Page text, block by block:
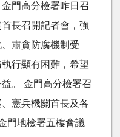
門高分檢署昨日召
長召開記者會，強
肅貪防腐機制受
行顯有困難，希望
。 金門高分檢署召
憲兵機關首長及各
門地檢署五樓會議